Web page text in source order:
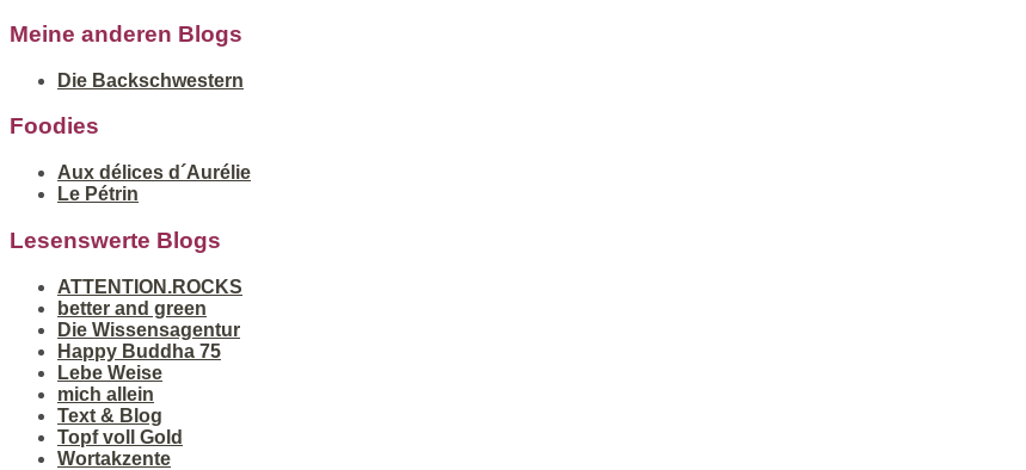
Meine anderen Blogs
Die Backschwestern
Foodies
Aux délices d´Aurélie
Le Pétrin
Lesenswerte Blogs
ATTENTION.ROCKS
better and green
Die Wissensagentur
Happy Buddha 75
Lebe Weise
mich allein
Text & Blog
Topf voll Gold
Wortakzente